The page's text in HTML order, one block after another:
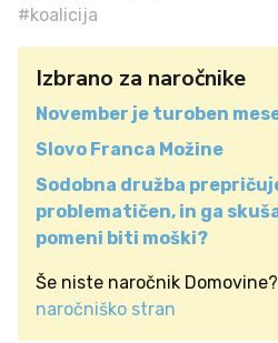
#koalicija
Izbrano za naročnike
November je turoben
Slovo Franca Možine
Sodobna družba
problematičen, in ga
pomeni biti moški?
Še niste naročnik
naročniško stran